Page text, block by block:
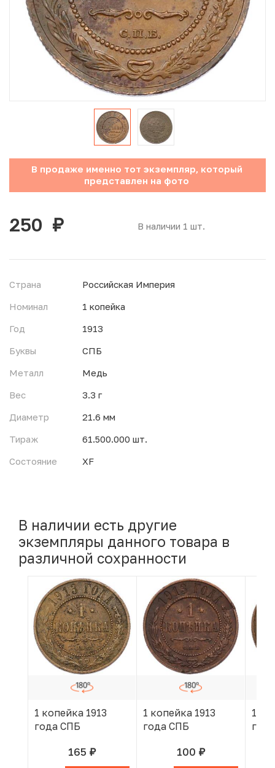
Юбилейные монеты Банка России (с 1999 года)
Памятные и инвестиционные монеты СССР и России
Иностранные монеты
Неофициальные выпуски монет (Unusual)
Античные и средневековые монеты
Наборы монет
Инвестиционные монеты
В продаже именно тот экземпляр, который
представлен на фото
В наличии 1 шт.
250 руб.
Страна
Российская Империя
Номинал
1 копейка
Год
1913
Буквы
СПБ
Металл
Медь
Вес
3.3 г
Диаметр
21.6 мм
Тираж
61.500.000 шт.
Состояние
XF
В наличии есть другие
экземпляры данного товара в
различной сохранности
1 копейка 1913
года СПБ
165 руб.
В КОРЗИНЕ
1 копейка 1913
года СПБ
100 руб.
В КОРЗИНЕ
1